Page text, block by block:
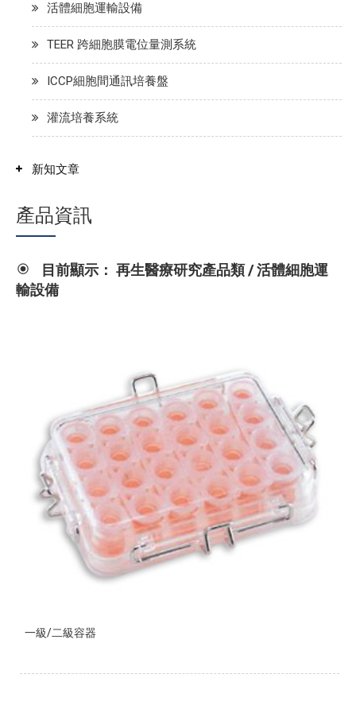
活體細胞運輸設備
TEER 跨細胞膜電位量測系統
ICCP細胞間通訊培養盤
灌流培養系統
新知文章
產品資訊
目前顯示： 再生醫療研究產品類 / 活體細胞運
輸設備
一級/二級容器